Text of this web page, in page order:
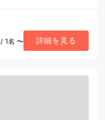
/ 1名 〜 詳細を見る